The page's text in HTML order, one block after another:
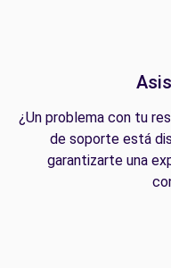
¿Un problema con tu
de soporte está
garantizarte una